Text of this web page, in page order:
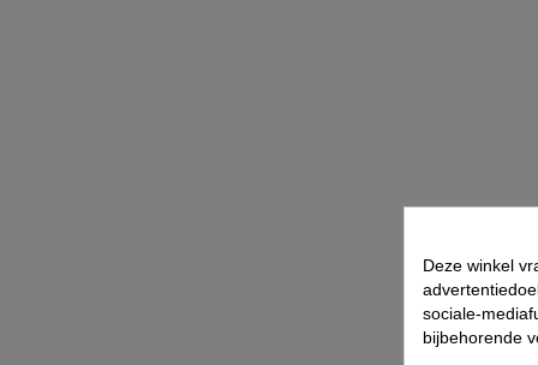
Deze winkel
sociale-
bijbehorende